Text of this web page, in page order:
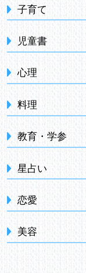
子育て
児童書
心理
料理
教育・学参
星占い
恋愛
美容